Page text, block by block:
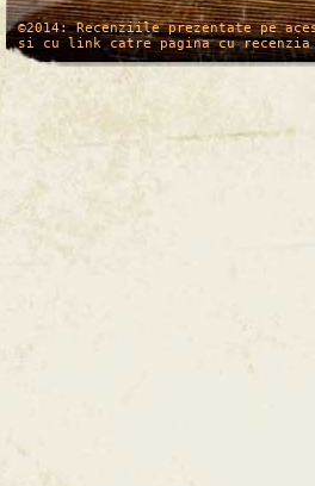
/* */
©2014: Recenziile prezentate pe
si cu link catre pagina cu